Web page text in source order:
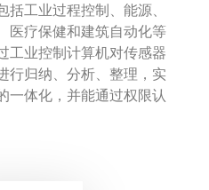
工业过程控制、能源、
医疗保健和建筑自动化等
工业控制计算机对传感器
行归纳、分析、整理，实
一体化，并能通过权限认